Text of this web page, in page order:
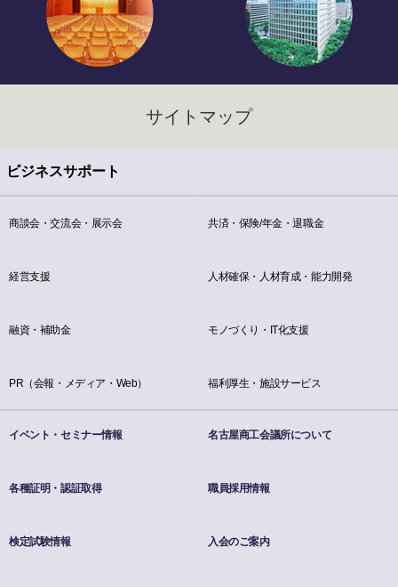
サイトマップ
ビジネスサポート
商談会・交流会・展示会
経営支援
融資・補助金
PR（会報・メディア・Web）
共済・保険/年金・退職金
人材確保・人材育成・能力開発
モノづくり・IT化支援
福利厚生・施設サービス
イベント・セミナー情報
各種証明・認証取得
検定試験情報
名古屋商工会議所について
職員採用情報
入会のご案内